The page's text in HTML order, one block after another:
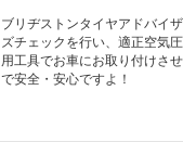
ブリヂストンタイヤアドバイ
ズチェックを行い、適正空気
用工具でお車にお取り付けさ
で安全・安心ですよ！